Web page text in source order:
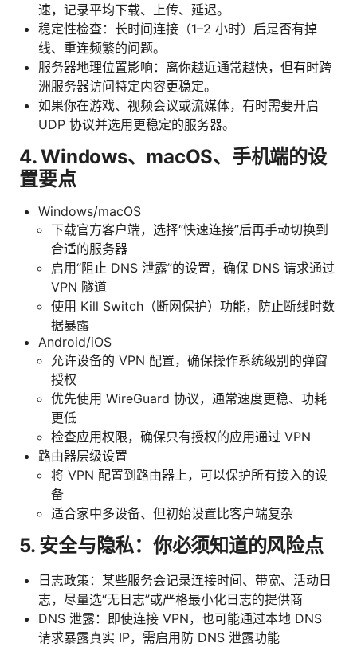
速，记录平均下载、上传、延迟。
稳定性检查：长时间连接（1–2 小时）后是否有掉
线、重连频繁的问题。
服务器地理位置影响：离你越近通常越快，但有时跨
洲服务器访问特定内容更稳定。
如果你在游戏、视频会议或流媒体，有时需要开启
UDP 协议并选用更稳定的服务器。
4. Windows、macOS、手机端的设
置要点
Windows/macOS
下载官方客户端，选择“快速连接”后再手动切换到
合适的服务器
启用“阻止 DNS 泄露”的设置，确保 DNS 请求通过
VPN 隧道
使用 Kill Switch（断网保护）功能，防止断线时数
据暴露
Android/iOS
允许设备的 VPN 配置，确保操作系统级别的弹窗
授权
优先使用 WireGuard 协议，通常速度更稳、功耗
更低
检查应用权限，确保只有授权的应用通过 VPN
路由器层级设置
将 VPN 配置到路由器上，可以保护所有接入的设
备
适合家中多设备、但初始设置比客户端复杂
5. 安全与隐私：你必须知道的风险点
日志政策：某些服务会记录连接时间、带宽、活动日
志，尽量选“无日志”或严格最小化日志的提供商
DNS 泄露：即使连接 VPN，也可能通过本地 DNS
请求暴露真实 IP，需启用防 DNS 泄露功能